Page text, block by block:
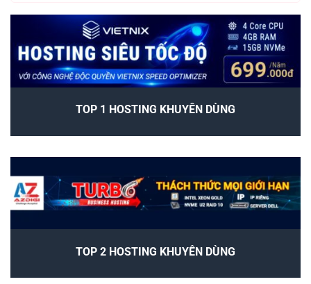
TOP 1 HOSTING KHUYÊN DÙNG
TOP 2 HOSTING KHUYÊN DÙNG